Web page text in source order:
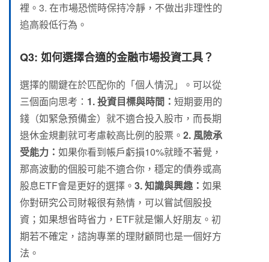
裡。3. 在市場恐慌時保持冷靜，不做出非理性的
追高殺低行為。
Q3: 如何選擇合適的金融市場投資工具？
選擇的關鍵在於匹配你的「個人情況」。可以從
三個面向思考： 1. 投資目標與時間： 短期要用的
錢（如緊急預備金）就不適合投入股市，而長期
退休金規劃就可考慮較高比例的股票。 2. 風險承
受能力： 如果你看到帳戶虧損10%就睡不著覺，
那高波動的個股可能不適合你，穩定的債券或高
股息ETF會是更好的選擇。 3. 知識與興趣： 如果
你對研究公司財報很有熱情，可以嘗試個股投
資；如果想省時省力，ETF就是懶人好朋友。初
期若不確定，諮詢專業的理財顧問也是一個好方
法。